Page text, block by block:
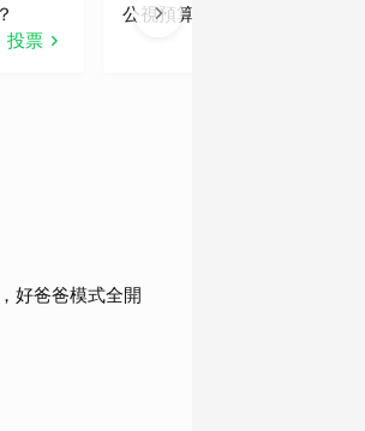
投票
公視預算凍刪爭議，你怎麼看？
好爸爸模式全開